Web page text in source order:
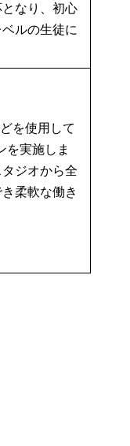
なり、初心
ルの生徒に
を使用して
を実施しま
ジオから全
柔軟な働き